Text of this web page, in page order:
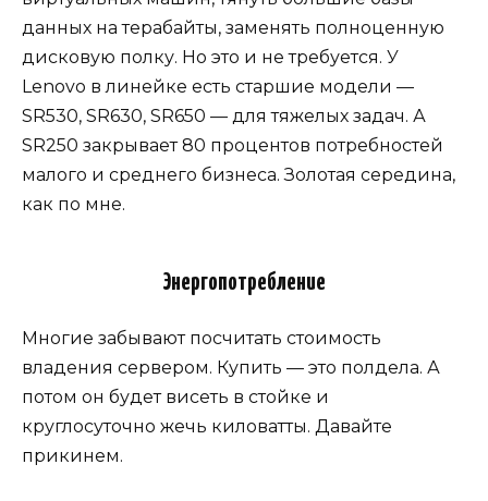
данных на терабайты, заменять полноценную
дисковую полку. Но это и не требуется. У
Lenovo в линейке есть старшие модели —
SR530, SR630, SR650 — для тяжелых задач. А
SR250 закрывает 80 процентов потребностей
малого и среднего бизнеса. Золотая середина,
как по мне.
Энергопотребление
Многие забывают посчитать стоимость
владения сервером. Купить — это полдела. А
потом он будет висеть в стойке и
круглосуточно жечь киловатты. Давайте
прикинем.